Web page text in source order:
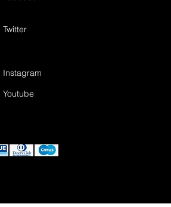
Twitter
Instagram
Youtube